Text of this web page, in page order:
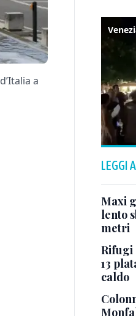
a
LEGGI
Maxi
lento
metri
Rifugi
13
caldo